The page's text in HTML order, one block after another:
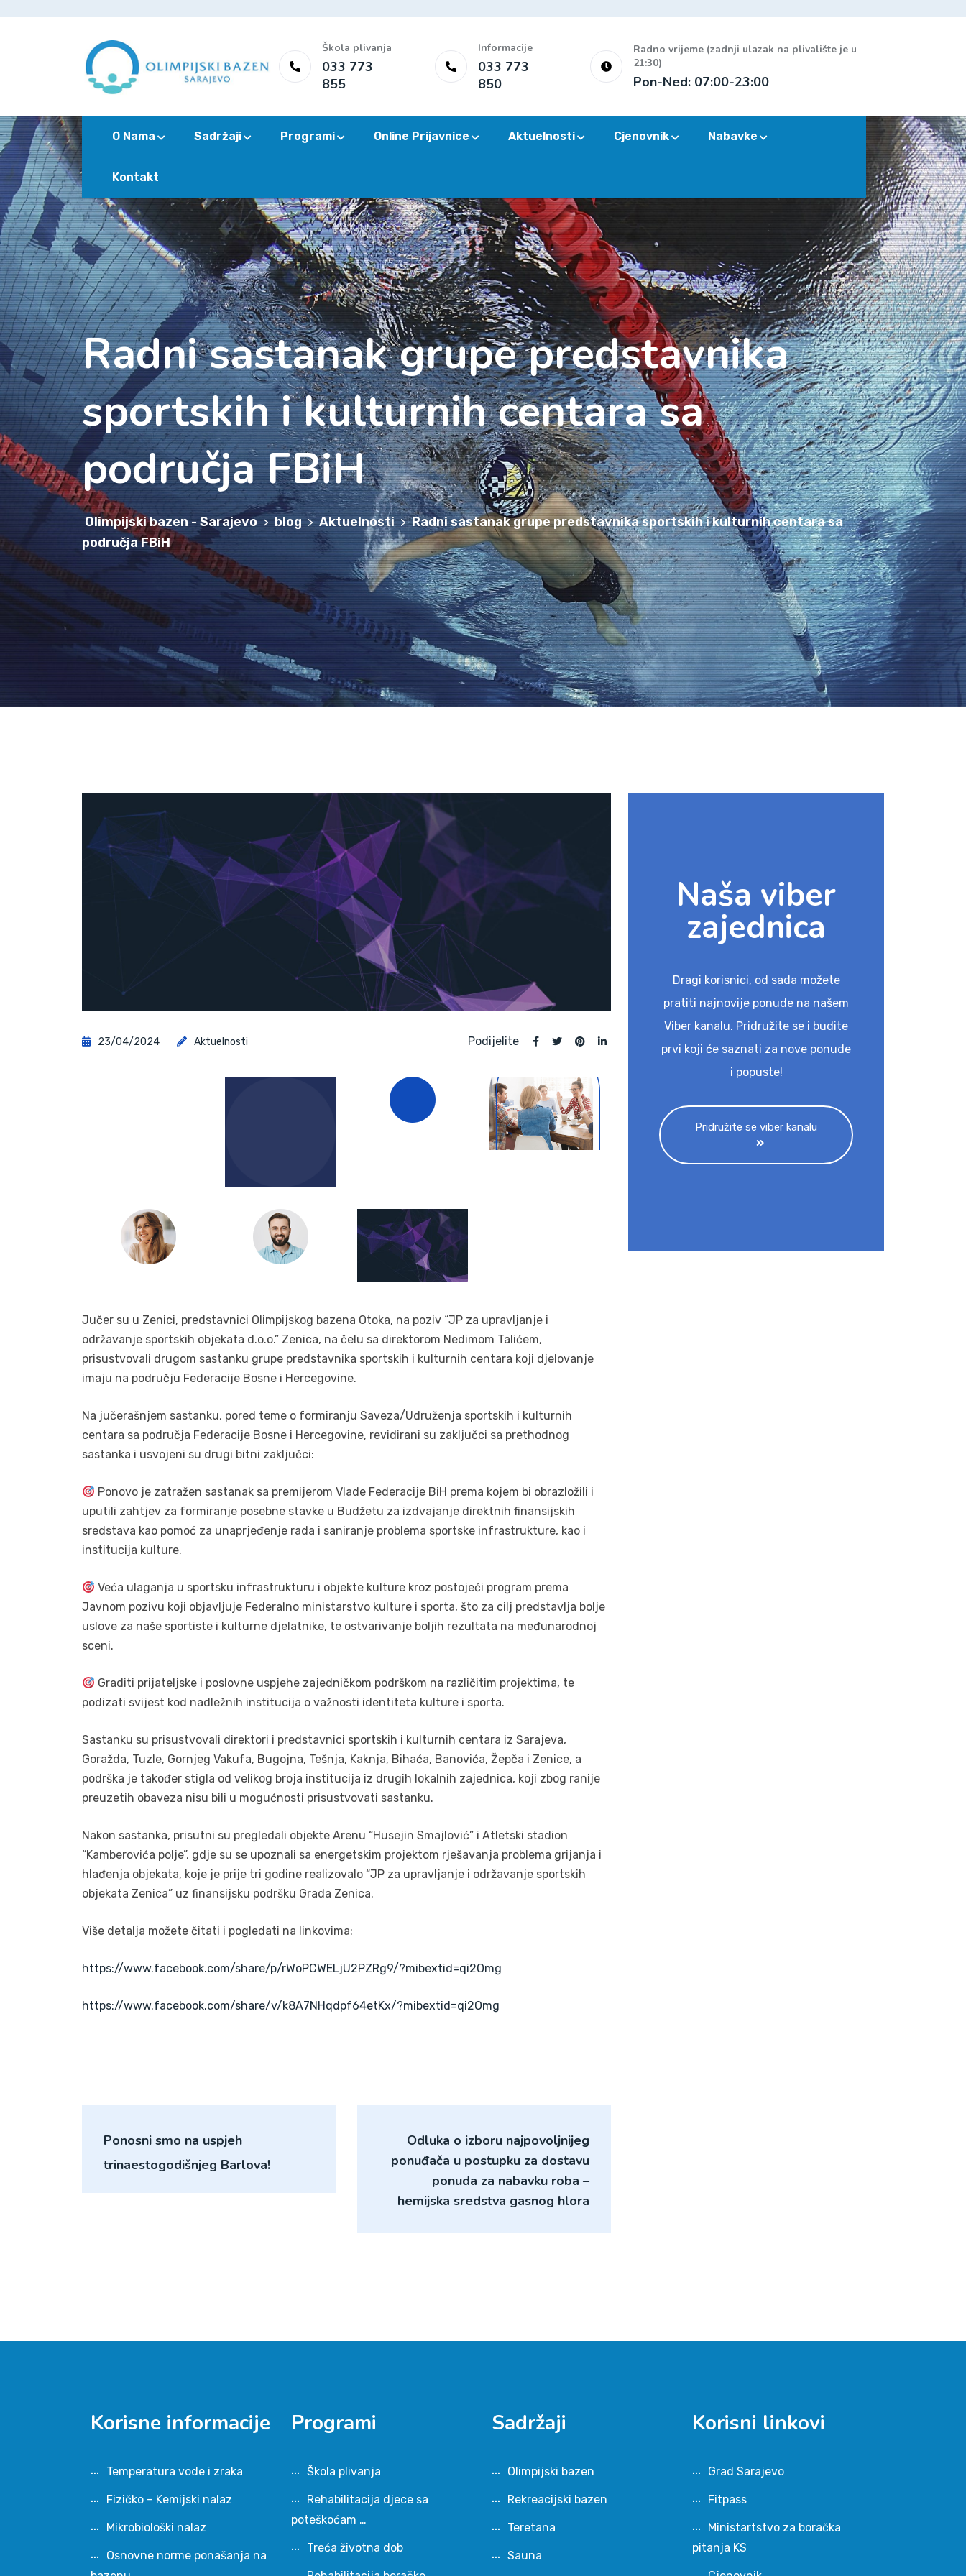
Škola plivanja
033 773
855
Informacije
033 773
850
Radno vrijeme (zadnji ulazak na plivalište je u
21:30)
Pon-Ned: 07:00-23:00
O Nama Sadržaji Programi Online Prijavnice Aktuelnosti Cjenovnik Nabavke
Kontakt
Radni sastanak grupe predstavnika
sportskih i kulturnih centara sa
područja FBiH
Olimpijski bazen - Sarajevo > blog > Aktuelnosti > Radni sastanak grupe predstavnika sportskih i kulturnih centara sa
područja FBiH
23/04/2024 Aktuelnosti Podijelite
Jučer su u Zenici, predstavnici Olimpijskog bazena Otoka, na poziv “JP za upravljanje i
održavanje sportskih objekata d.o.o.” Zenica, na čelu sa direktorom Nedimom Talićem,
prisustvovali drugom sastanku grupe predstavnika sportskih i kulturnih centara koji djelovanje
imaju na području Federacije Bosne i Hercegovine.
Na jučerašnjem sastanku, pored teme o formiranju Saveza/Udruženja sportskih i kulturnih
centara sa područja Federacije Bosne i Hercegovine, revidirani su zaključci sa prethodnog
sastanka i usvojeni su drugi bitni zaključci:
Ponovo je zatražen sastanak sa premijerom Vlade Federacije BiH prema kojem bi obrazložili i
uputili zahtjev za formiranje posebne stavke u Budžetu za izdvajanje direktnih finansijskih
sredstava kao pomoć za unaprjeđenje rada i saniranje problema sportske infrastrukture, kao i
institucija kulture.
Veća ulaganja u sportsku infrastrukturu i objekte kulture kroz postojeći program prema
Javnom pozivu koji objavljuje Federalno ministarstvo kulture i sporta, što za cilj predstavlja bolje
uslove za naše sportiste i kulturne djelatnike, te ostvarivanje boljih rezultata na međunarodnoj
sceni.
Graditi prijateljske i poslovne uspjehe zajedničkom podrškom na različitim projektima, te
podizati svijest kod nadležnih institucija o važnosti identiteta kulture i sporta.
Sastanku su prisustvovali direktori i predstavnici sportskih i kulturnih centara iz Sarajeva,
Goražda, Tuzle, Gornjeg Vakufa, Bugojna, Tešnja, Kaknja, Bihaća, Banovića, Žepča i Zenice, a
podrška je također stigla od velikog broja institucija iz drugih lokalnih zajednica, koji zbog ranije
preuzetih obaveza nisu bili u mogućnosti prisustvovati sastanku.
Nakon sastanka, prisutni su pregledali objekte Arenu “Husejin Smajlović” i Atletski stadion
“Kamberovića polje”, gdje su se upoznali sa energetskim projektom rješavanja problema grijanja i
hlađenja objekata, koje je prije tri godine realizovalo “JP za upravljanje i održavanje sportskih
objekata Zenica” uz finansijsku podršku Grada Zenica.
Više detalja možete čitati i pogledati na linkovima:
https://www.facebook.com/share/p/rWoPCWELjU2PZRg9/?mibextid=qi2Omg
https://www.facebook.com/share/v/k8A7NHqdpf64etKx/?mibextid=qi2Omg
Ponosni smo na uspjeh
trinaestogodišnjeg Barlova!
Odluka o izboru najpovoljnijeg
ponuđača u postupku za dostavu
ponuda za nabavku roba –
hemijska sredstva gasnog hlora
Naša viber
zajednica
Dragi korisnici, od sada možete
pratiti najnovije ponude na našem
Viber kanalu. Pridružite se i budite
prvi koji će saznati za nove ponude
i popuste!
Pridružite se viber kanalu
Korisne informacije
Temperatura vode i zraka
Fizičko – Kemijski nalaz
Mikrobiološki nalaz
Osnovne norme ponašanja na
Programi
Škola plivanja
Rehabilitacija djece sa
poteškoćam …
Treća životna dob
Sadržaji
Olimpijski bazen
Rekreacijski bazen
Teretana
Sauna
Korisni linkovi
Grad Sarajevo
Fitpass
Ministartstvo za boračka
pitanja KS